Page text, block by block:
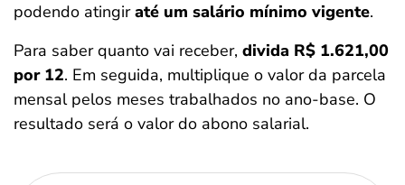
podendo atingiraté um salário mínimo vigente.
Para saber quanto vai receber, divida R$ 1.621,00
por 12. Em seguida, multiplique o valor da parcela
mensal pelos meses trabalhados no ano-base. O
resultado será o valor do abono salarial.